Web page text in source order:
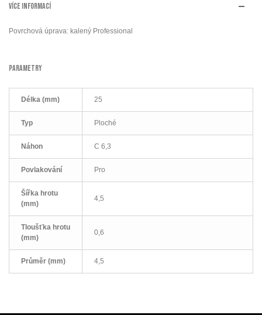
VÍCE INFORMACÍ
Povrchová úprava: kalený Professional
PARAMETRY
Délka (mm) 25
Typ Ploché
Náhon C 6,3
Povlakování Pro
Šířka hrotu
(mm)
4,5
Tloušťka hrotu
(mm)
0,6
Průměr (mm) 4,5